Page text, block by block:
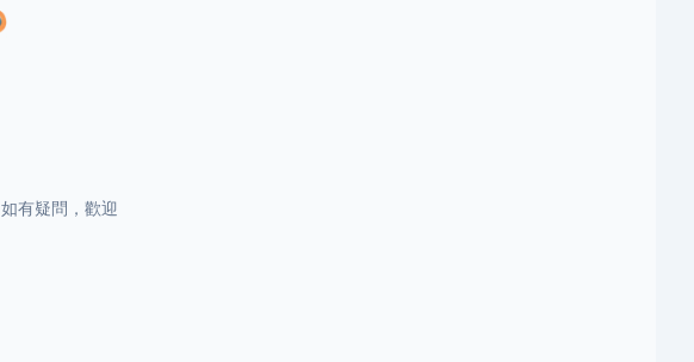
有疑問，歡迎